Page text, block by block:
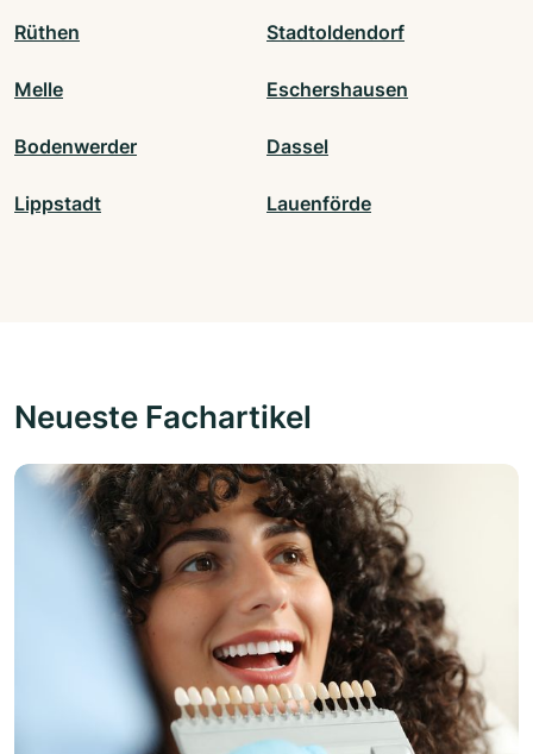
Rüthen Stadtoldendorf
Melle Eschershausen
Bodenwerder Dassel
Lippstadt Lauenförde
Neueste Fachartikel